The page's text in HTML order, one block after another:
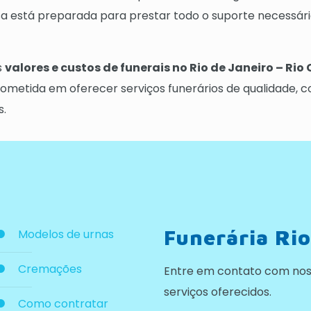
está preparada para prestar todo o suporte
valores e custos de funerais no Rio de Janeiro –
em oferecer serviços funerários de qualidade,
Modelos de urnas
Cremações
Como contratar
Funerária
Entre em contato com
serviços oferecidos.